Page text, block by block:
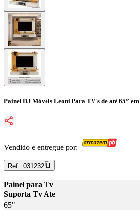
Painel DJ Móveis Leoni Para TV´s de até 65”
Vendido e entregue por:
Ref.: 031232
Painel para Tv
Suporta Tv Ate
65"